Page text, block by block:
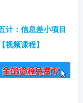
计：信息差小项目
频课程】